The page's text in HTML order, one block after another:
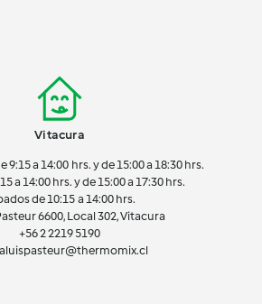
Vitacura
9:15 a 14:00 hrs. y de 15:00 a 18:30 hrs.
a 14:00 hrs. y de 15:00 a 17:30 hrs.
de 10:15 a 14:00 hrs.
6600, Local 302, Vitacura
+56 2 2219 5190